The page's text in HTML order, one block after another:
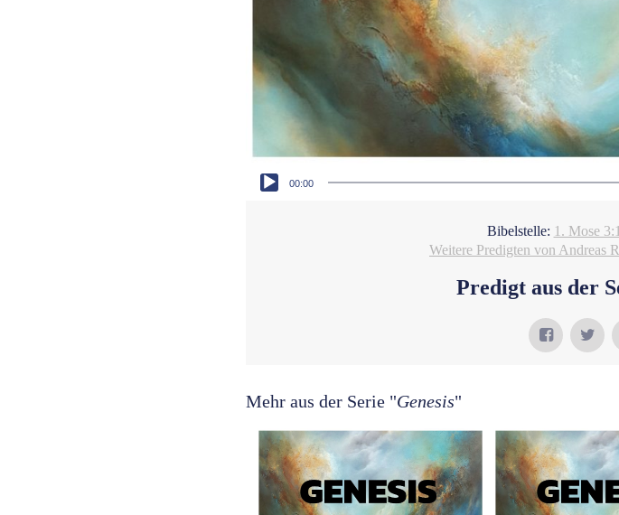
00:00
Bibelstelle: 1. Mose
Weitere Predigten von Andreas
Predigt aus der
Mehr aus der Serie "Genesis"